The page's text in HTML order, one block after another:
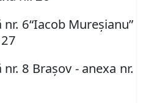
nr. 6“Iacob Mureşianu”
nr. 8 Braşov - anexa nr.